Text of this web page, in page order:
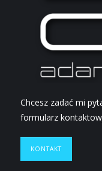
Chcesz zadać mi
formularz
KONTAKT